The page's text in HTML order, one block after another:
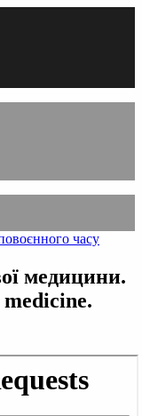
часу
медицини.